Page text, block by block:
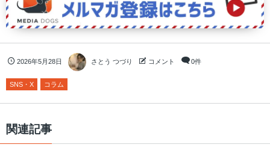
2026年5月28日 さとう つづり コメント 0件
SNS・X コラム
関連記事